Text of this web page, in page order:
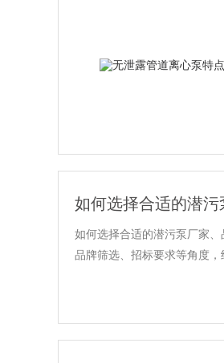
如何选择合适的潜污
如何选择合适的潜污泵厂家
品牌筛选、招标要求等角度